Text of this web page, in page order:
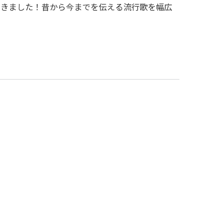
ました！昔から今までを伝える流行歌を幅広